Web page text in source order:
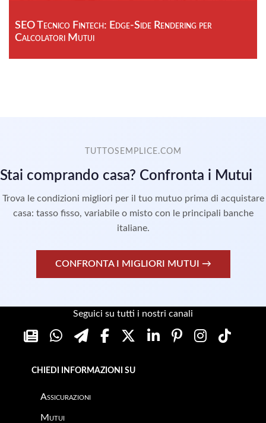
SEO Tecnico Fintech: Edge-Side Rendering per
Calcolatori Mutui
TUTTOSEMPLICE.COM
Stai comprando casa? Confronta i Mutui
Trova le condizioni migliori per il tuo mutuo prima di acquistare
casa: tasso fisso, variabile o misto con le principali banche
italiane.
CONFRONTA I MIGLIORI MUTUI →
Seguici su tutti i nostri canali
CHIEDI INFORMAZIONI SU
Assicurazioni
Mutui